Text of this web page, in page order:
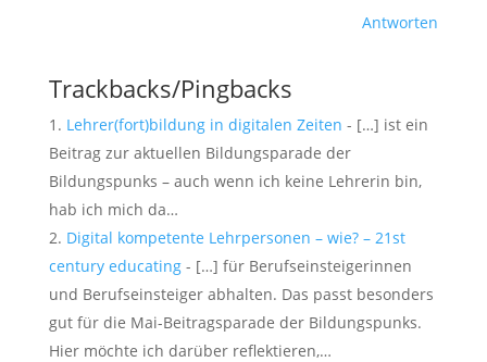
Antworten
Trackbacks/Pingbacks
Lehrer(fort)bildung in digitalen Zeiten - […] ist ein
Beitrag zur aktuellen Bildungsparade der
Bildungspunks – auch wenn ich keine Lehrerin bin,
hab ich mich da…
Digital kompetente Lehrpersonen – wie? – 21st
century educating- […] für Berufseinsteigerinnen
und Berufseinsteiger abhalten. Das passt besonders
gut für die Mai-Beitragsparade der Bildungspunks.
Hier möchte ich darüber reflektieren,…